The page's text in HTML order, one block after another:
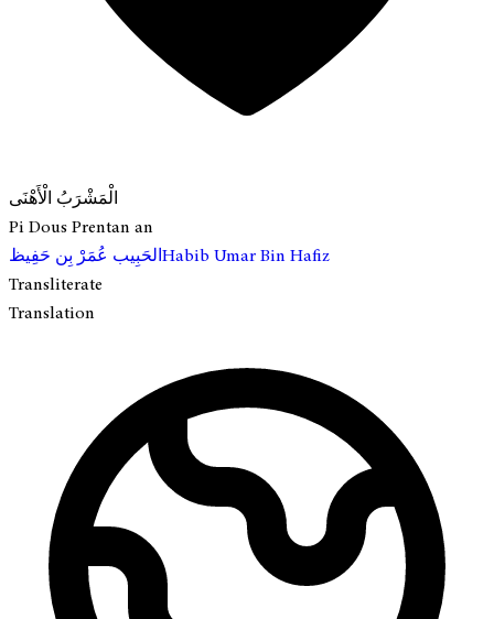
الْمَشْرَبُ الْأَهْنَى
Pi Dous Prentan an
الحَبِيب عُمَرْ بِن حَفِيظHabib Umar Bin Hafiz
Transliterate
Translation